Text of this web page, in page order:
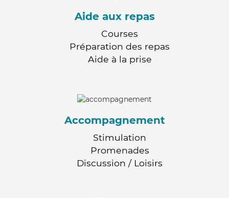
Aide aux repas
Courses
Préparation des repas
Aide à la prise
Accompagnement
Stimulation
Promenades
Discussion / Loisirs